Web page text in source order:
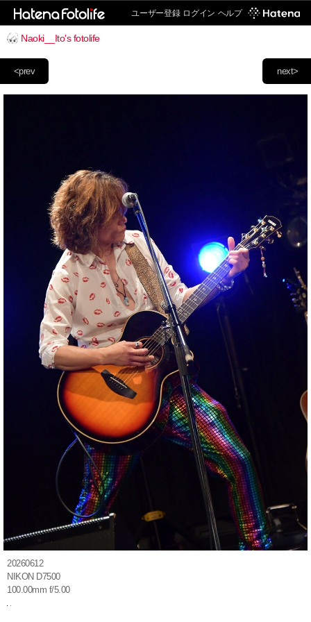
ユーザー登録 ログイン ヘルプ
Naoki__Ito's fotolife
next>
<prev
20260612
NIKON D7500
100.00mm f/5.00